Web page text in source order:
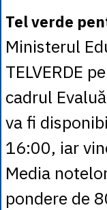
Tel verde
Ministerul
TELVERDE
cadrul
va fi
16:00, iar
Media
pondere de